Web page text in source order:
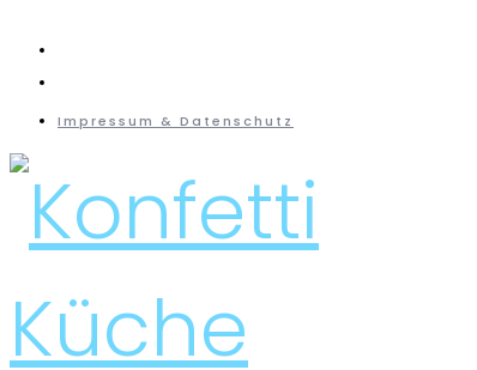
Impressum & Datenschutz